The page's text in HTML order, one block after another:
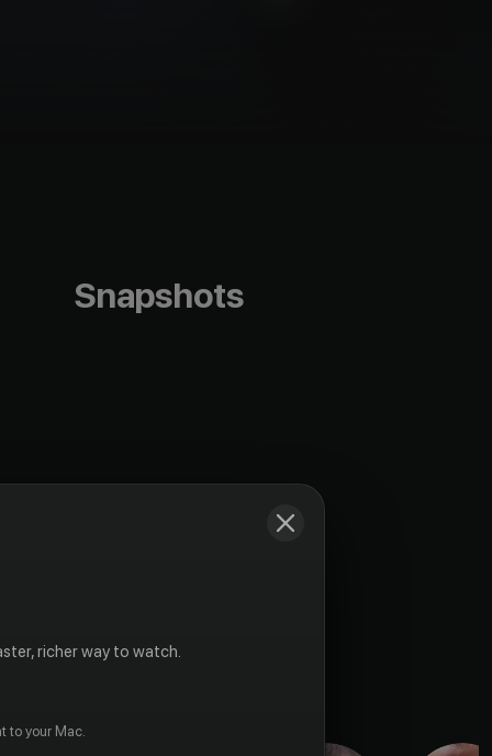
Snapshots
richer way to watch.
to your Mac.